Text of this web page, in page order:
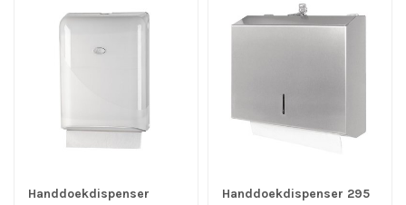
Handdoekdispenser
Handdoekdispenser 295